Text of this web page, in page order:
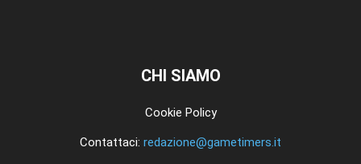
CHI SIAMO
Cookie Policy
Contattaci: redazione@gametimers.it